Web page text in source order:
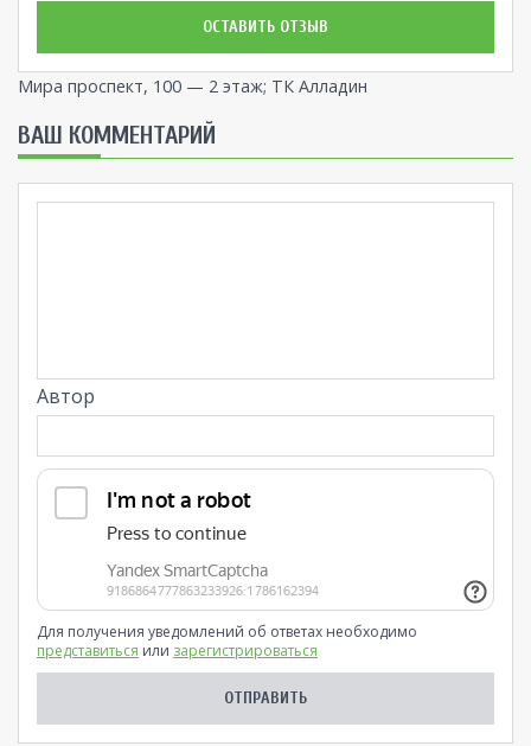
ОСТАВИТЬ ОТЗЫВ
Мира проспект, 100 — 2 этаж; ТК Алладин
ВАШ КОММЕНТАРИЙ
Автор
Для получения уведомлений об ответах необходимо
представиться или зарегистрироваться